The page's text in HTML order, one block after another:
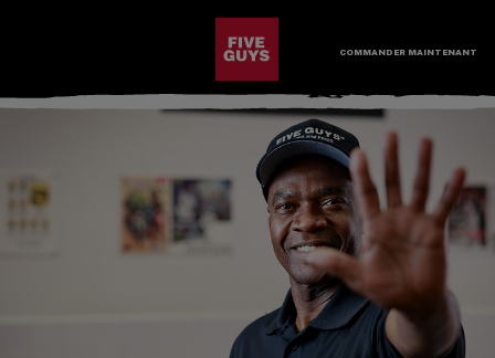
Ouvrir la navigation dans le site COMMANDER MAINTENANT